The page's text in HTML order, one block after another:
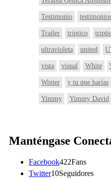
Testimonio testimonios
Trailer tríptico
ultravioleta united
vista visual White
Winter y tu que harías
Yimmy Yimmy David
Manténgase
Facebook422Fans
Twitter10Seguidores